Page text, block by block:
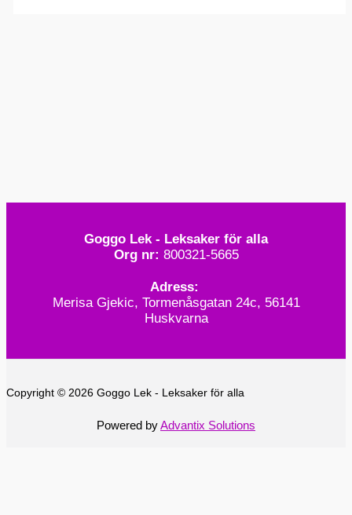
Goggo Lek - Leksaker för alla
Org nr: 800321-5665
Adress:
Merisa Gjekic, Tormenåsgatan 24c, 56141
Huskvarna
Copyright © 2026 Goggo Lek - Leksaker för alla
Powered byAdvantix Solutions